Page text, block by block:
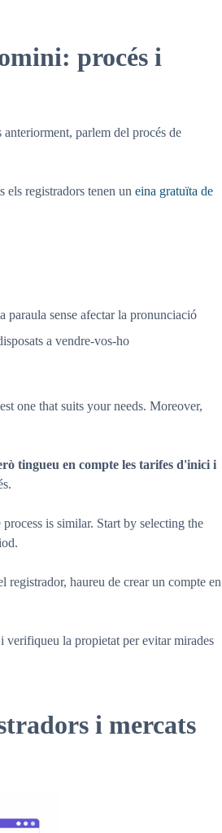
procés i
parlem del procés de
els registradors tenen un eina gratuïta de
sense afectar la pronunciació
a vendre-vos-ho
one that suits your needs. Moreover,
tingueu en compte les tarifes d'inici i
is similar. Start by selecting the
haureu de crear un compte en
verifiqueu la propietat per evitar mirades
i mercats